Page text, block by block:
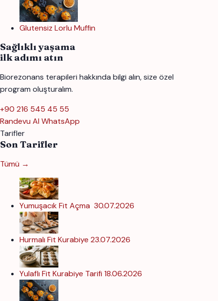
Glutensiz Lorlu Muffin
Sağlıklı yaşama
ilk adımı atın
Biorezonans terapileri hakkında bilgi alın, size özel
program oluşturalım.
+90 216 545 45 55
Randevu Al WhatsApp
Tarifler
Son Tarifler
Tümü →
Yumuşacık Fit Açma 30.07.2026
Hurmalı Fit Kurabiye 23.07.2026
Yulaflı Fit Kurabiye Tarifi 18.06.2026